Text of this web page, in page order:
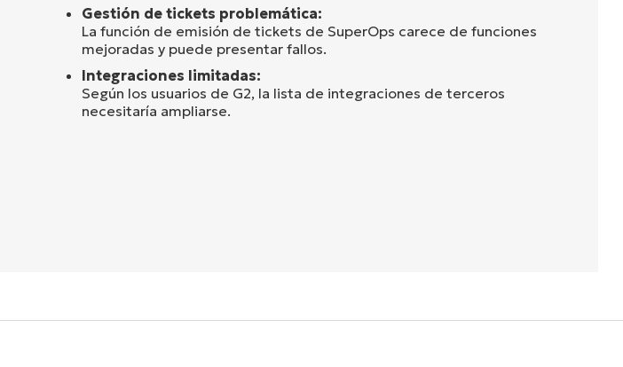
Gestión de tickets problemática:
La función de emisión de tickets de SuperOps carece de funciones
mejoradas y puede presentar fallos.
Integraciones limitadas:
Según los usuarios de G2, la lista de integraciones de terceros
necesitaría ampliarse.